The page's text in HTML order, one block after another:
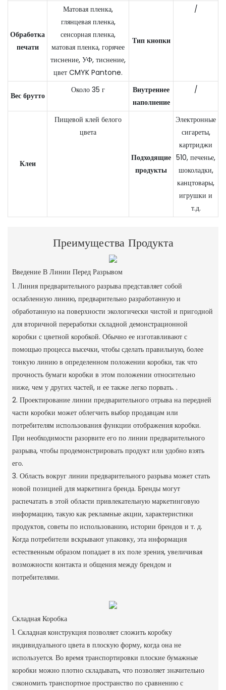
Обработка
печати
Матовая пленка,
глянцевая пленка,
сенсорная пленка,
матовая пленка, горячее
тиснение, УФ, тиснение,
цвет CMYK Pantone.
Тип кнопки
/
Вес брутто
Около 35 г
Внутреннее
наполнение
/
Клеи
Пищевой клей белого
цвета
Подходящие
продукты
Электронные
сигареты,
картриджи
510, печенье,
шоколадки,
канцтовары,
игрушки и
т.д.
Преимущества Продукта
Введение В Линии Перед Разрывом
1. Линия предварительного разрыва представляет собой
ослабленную линию, предварительно разработанную и
обработанную на поверхности экологически чистой и пригодной
для вторичной переработки складной демонстрационной
коробки с цветной коробкой. Обычно ее изготавливают с
помощью процесса высечки, чтобы сделать правильную, более
тонкую линию в определенном положении коробки, так что
прочность бумаги коробки в этом положении относительно
ниже, чем у других частей, и ее также легко порвать. .
2. Проектирование линии предварительного отрыва на передней
части коробки может облегчить выбор продавцам или
потребителям использования функции отображения коробки.
При необходимости разорвите его по линии предварительного
разрыва, чтобы продемонстрировать продукт или удобно взять
его.
3. Область вокруг линии предварительного разрыва может стать
новой позицией для маркетинга бренда. Бренды могут
распечатать в этой области привлекательную маркетинговую
информацию, такую ​​как рекламные акции, характеристики
продуктов, советы по использованию, истории брендов и т. д.
Когда потребители вскрывают упаковку, эта информация
естественным образом попадает в их поле зрения, увеличивая
возможности контакта и общения между брендом и
потребителями.
Складная Коробка
1. Складная конструкция позволяет сложить коробку
индивидуального цвета в плоскую форму, когда она не
используется. Во время транспортировки плоские бумажные
коробки можно плотно складывать, что позволяет значительно
сэкономить транспортное пространство по сравнению с